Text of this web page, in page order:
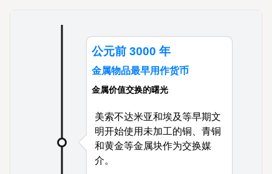
公元前 3000 年
金属物品最早用作货币
金属价值交换的曙光
美索不达米亚和埃及等早期文
明开始使用未加工的铜、青铜
和黄金等金属块作为交换媒
介。